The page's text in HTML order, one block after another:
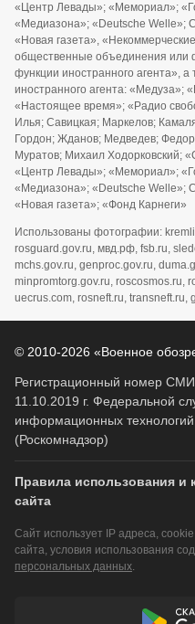
«Центр Левады»; «Мемориал»;
«Медиазона»; «Deutsche Welle»;
«Новая газета»,
общественные объединения или
функции иностранного агента»,
иностранного агента: «Медуза»;
«Настоящее время»; «Радио
Илья; Савицкая; Маркелов;
Гордон; Жданов; Медведев;
Муратов; Михаил Ходорковский;
«Центр Левады»; «Мемориал»;
«Медиазона»; «Deutsche Welle»;
«Новая газета»; «Фонд Карнеги»
Использованы фотографии:
rosguard.gov.ru, мвд.рф, fsb.ru,
mchs.gov.ru, genproc.gov.ru,
minpromtorg.gov.ru, roscosmos.ru,
uecrus.com, rosneft.ru, transneft.ru,
© 2010-2026 «Военное
Регистрационный номер
11.10.2019 г. Федеральной
информационных
(Роскомнадзор)
Правила использования и
сайта
Сайт использует IP адреса,
сайта, условия использования
персональных данных.